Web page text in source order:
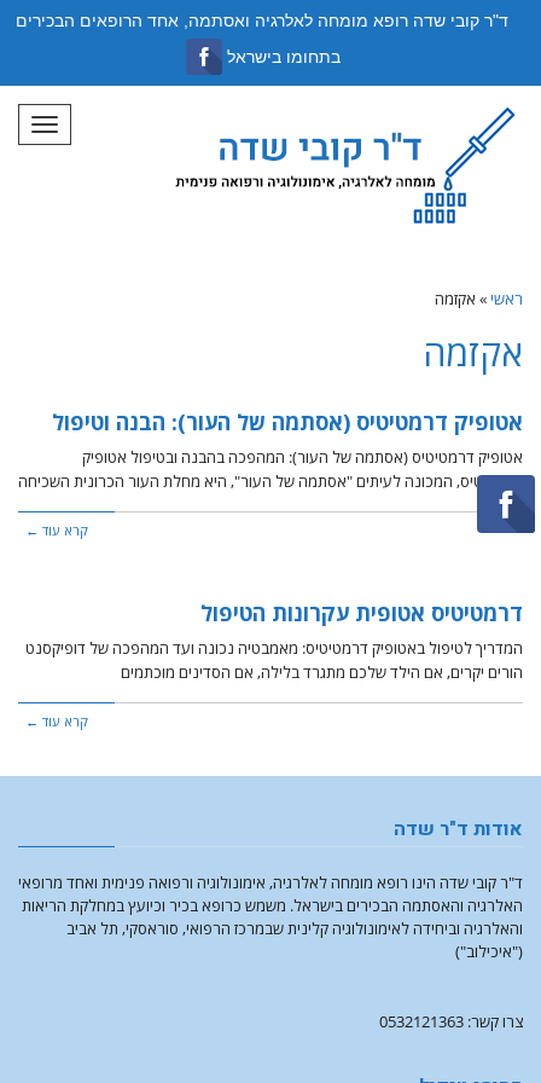
תפריט
ראשי» אקזמה
אקזמה
אטופיק דרמטיטיס (אסתמה של העור): הבנה וטיפול
אטופיק דרמטיטיס (אסתמה של העור): המהפכה בהבנה ובטיפול אטופיק
דרמטיטיס, המכונה לעיתים "אסתמה של העור", היא מחלת העור הכרונית השכיחה
קרא עוד ←
דרמטיטיס אטופית עקרונות הטיפול
המדריך לטיפול באטופיק דרמטיטיס: מאמבטיה נכונה ועד המהפכה של דופיקסנט
הורים יקרים, אם הילד שלכם מתגרד בלילה, אם הסדינים מוכתמים
קרא עוד ←
אודות ד"ר שדה
ד"ר קובי שדה הינו רופא מומחה לאלרגיה, אימונולוגיה ורפואה פנימית ואחד מרופאי
האלרגיה והאסתמה הבכירים בישראל. משמש כרופא בכיר וכיועץ במחלקת הריאות
והאלרגיה וביחידה לאימונולוגיה קלינית שבמרכז הרפואי, סוראסקי, תל אביב
("איכילוב")
צרו קשר: 0532121363
ד"ר קובי שדה רופא מומחה לאלרגיה ואסתמה, אחד הרופאים הבכירים
בתחומו בישראל